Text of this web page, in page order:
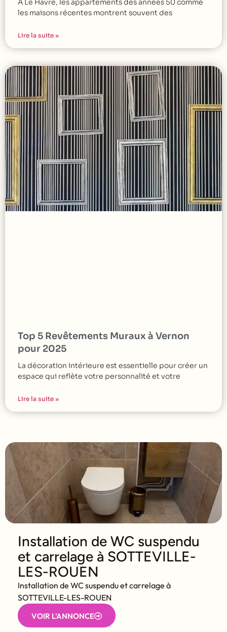
À Le Havre, les appartements des années 50 comme
les maisons récentes montrent souvent des
Lire la suite »
Top 5 Revêtements Muraux à Vernon
pour 2025
La décoration intérieure est essentielle pour créer un
espace qui reflète votre personnalité et votre
Lire la suite »
Installation de WC suspendu
et carrelage à SOTTEVILLE-
LES-ROUEN
Installation de WC suspendu et carrelage à
SOTTEVILLE-LES-ROUEN
VOIR L'ANNONCE